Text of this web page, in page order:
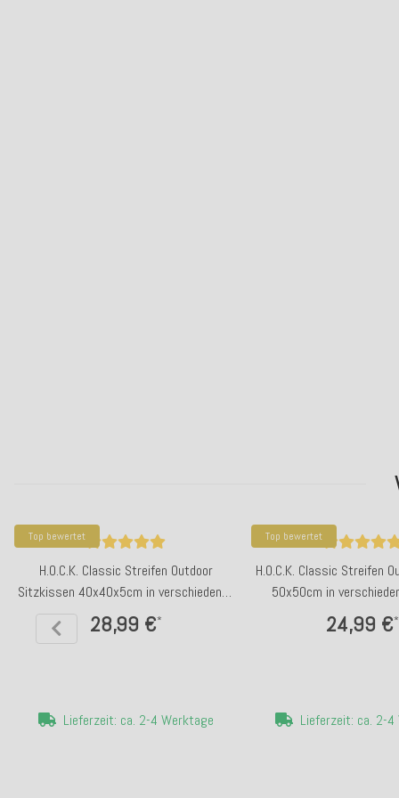
Top bewertet
H.O.C.K. Classic Streifen Outdoor
Sitzkissen 40x40x5cm in verschiedenen
Farben
28,99 €*
Lieferzeit: ca. 2-4 Werktage
Top bewertet
H.O.C.K. Classic Streifen
50x50cm in
24,99 €*
Lieferzeit: ca. 2-4